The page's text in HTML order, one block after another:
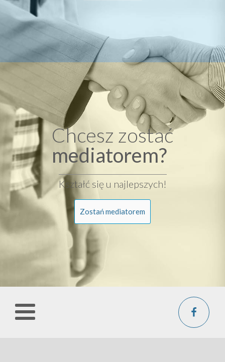
Chcesz zostać
mediatorem?
Kształć się u najlepszych!
Zostań mediatorem